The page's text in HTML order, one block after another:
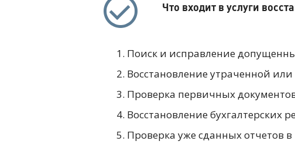
Что входит в услуги
Поиск и исправление
Восстановление утраченной
Проверка первичных
Восстановление бухгалтерских
Проверка уже сданных отчетов